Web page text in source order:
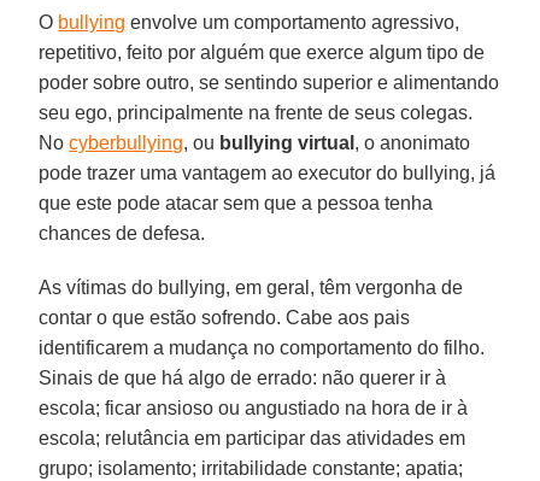
O bullying envolve um comportamento agressivo,
repetitivo, feito por alguém que exerce algum tipo de
poder sobre outro, se sentindo superior e alimentando
seu ego, principalmente na frente de seus colegas.
Nocyberbullying, ou bullying virtual , o anonimato
pode trazer uma vantagem ao executor do bullying, já
que este pode atacar sem que a pessoa tenha
chances de defesa.
As vítimas do bullying, em geral, têm vergonha de
contar o que estão sofrendo. Cabe aos pais
identificarem a mudança no comportamento do filho.
Sinais de que há algo de errado: não querer ir à
escola; ficar ansioso ou angustiado na hora de ir à
escola; relutância em participar das atividades em
grupo; isolamento; irritabilidade constante; apatia;